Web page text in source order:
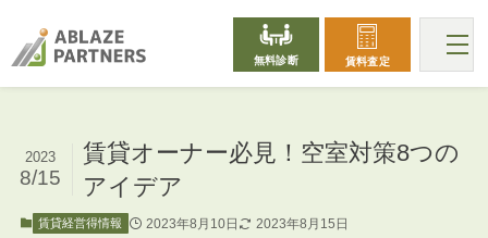
無料診断 賃料査定
賃貸オーナー必見！空室対策8つの
アイデア
2023
8/15
賃貸経営得情報 2023年8月10日 2023年8月15日